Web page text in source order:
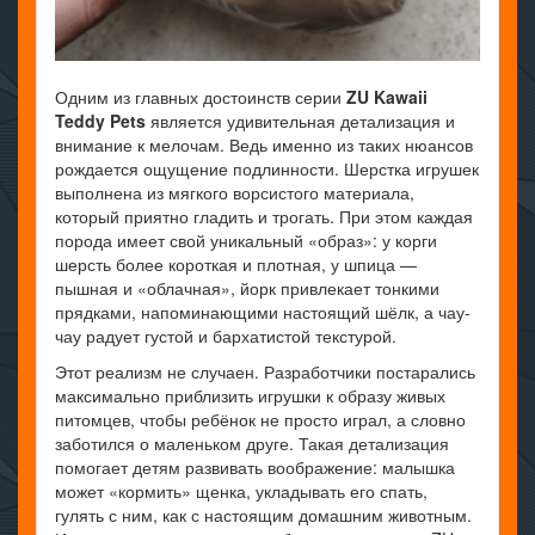
Одним из главных достоинств серии ZU Kawaii
Teddy Pets является удивительная детализация и
внимание к мелочам. Ведь именно из таких нюансов
рождается ощущение подлинности. Шерстка игрушек
выполнена из мягкого ворсистого материала,
который приятно гладить и трогать. При этом каждая
порода имеет свой уникальный «образ»: у корги
шерсть более короткая и плотная, у шпица —
пышная и «облачная», йорк привлекает тонкими
прядками, напоминающими настоящий шёлк, а чау-
чау радует густой и бархатистой текстурой.
Этот реализм не случаен. Разработчики постарались
максимально приблизить игрушки к образу живых
питомцев, чтобы ребёнок не просто играл, а словно
заботился о маленьком друге. Такая детализация
помогает детям развивать воображение: малышка
может «кормить» щенка, укладывать его спать,
гулять с ним, как с настоящим домашним животным.